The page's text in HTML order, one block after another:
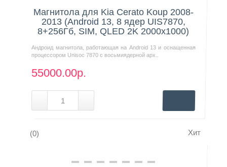
Магнитола для Kia Cerato Koup 2008-
2013 (Android 13, 8 ядер UIS7870,
8+256Гб, SIM, QLED 2K 2000x1000)
Андроид магнитола, работающая на Android 13 и оснащенная
процессором Unisoc 7870 с восьмиядерной арх..
55000.00р.
(0) Хит
Нашли дешевле?